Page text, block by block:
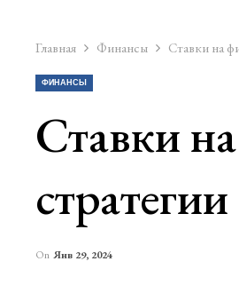
Главная Финансы Ставки на
ФИНАНСЫ
Ставки
On Янв 29, 2024